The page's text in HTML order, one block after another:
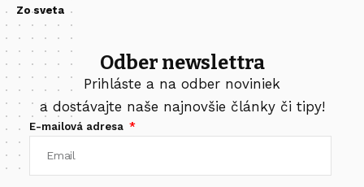
Zo sveta
Odber newslettra
Prihláste a na odber noviniek
a dostávajte naše najnovšie články či tipy!
E-mailová adresa